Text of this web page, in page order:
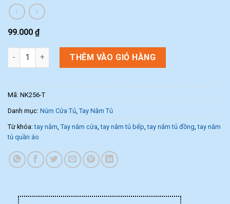
99.000 ₫
Núm nắm tủ cổ điển NK256-T (Màu Trắng) số lượng
THÊM VÀO GIỎ HÀNG
Mã: NK256-T
Danh mục: Núm Cửa Tủ Tay Nắm Tủ
Từ khóa:tay nắm Tay nắm cửa ,tay nắm tủ bếp ,tay nắm tủ đồng ,tay nắm
tủ quần áo